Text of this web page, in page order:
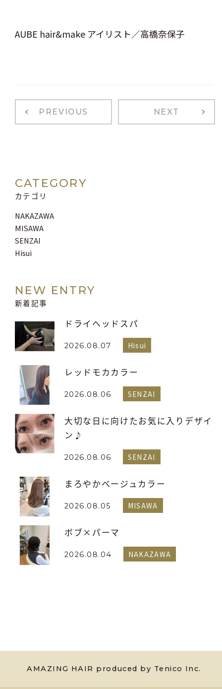
AUBE hair&make アイリスト／高橋奈保子
PREVIOUS NEXT
CATEGORY
カテゴリ
NAKAZAWA
MISAWA
SENZAI
Hisui
NEW ENTRY
新着記事
ドライヘッドスパ
2026.08.07 Hisui
レッドモカカラー
2026.08.06 SENZAI
大切な日に向けたお気に入りデザイ
ン♪
2026.08.06 SENZAI
まろやかベージュカラー
2026.08.05 MISAWA
ボブ×パーマ
2026.08.04 NAKAZAWA
AMAZING HAIR produced by Tenico Inc.